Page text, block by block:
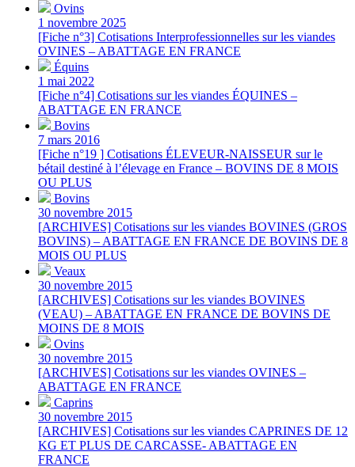
Ovins
1 novembre 2025
[Fiche n°3] Cotisations Interprofessionnelles sur les viandes
OVINES – ABATTAGE EN FRANCE
Équins
1 mai 2022
[Fiche n°4] Cotisations sur les viandes ÉQUINES –
ABATTAGE EN FRANCE
Bovins
7 mars 2016
[Fiche n°19 ] Cotisations ÉLEVEUR-NAISSEUR sur le
bétail destiné à l’élevage en France – BOVINS DE 8 MOIS
OU PLUS
Bovins
30 novembre 2015
[ARCHIVES] Cotisations sur les viandes BOVINES (GROS
BOVINS) – ABATTAGE EN FRANCE DE BOVINS DE 8
MOIS OU PLUS
Veaux
30 novembre 2015
[ARCHIVES] Cotisations sur les viandes BOVINES
(VEAU) – ABATTAGE EN FRANCE DE BOVINS DE
MOINS DE 8 MOIS
Ovins
30 novembre 2015
[ARCHIVES] Cotisations sur les viandes OVINES –
ABATTAGE EN FRANCE
Caprins
30 novembre 2015
[ARCHIVES] Cotisations sur les viandes CAPRINES DE 12
KG ET PLUS DE CARCASSE- ABATTAGE EN
FRANCE